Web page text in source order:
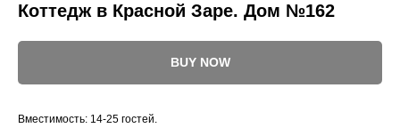
Коттедж в Красной Заре. Дом №162
BUY NOW
Вместимость: 14-25 гостей.